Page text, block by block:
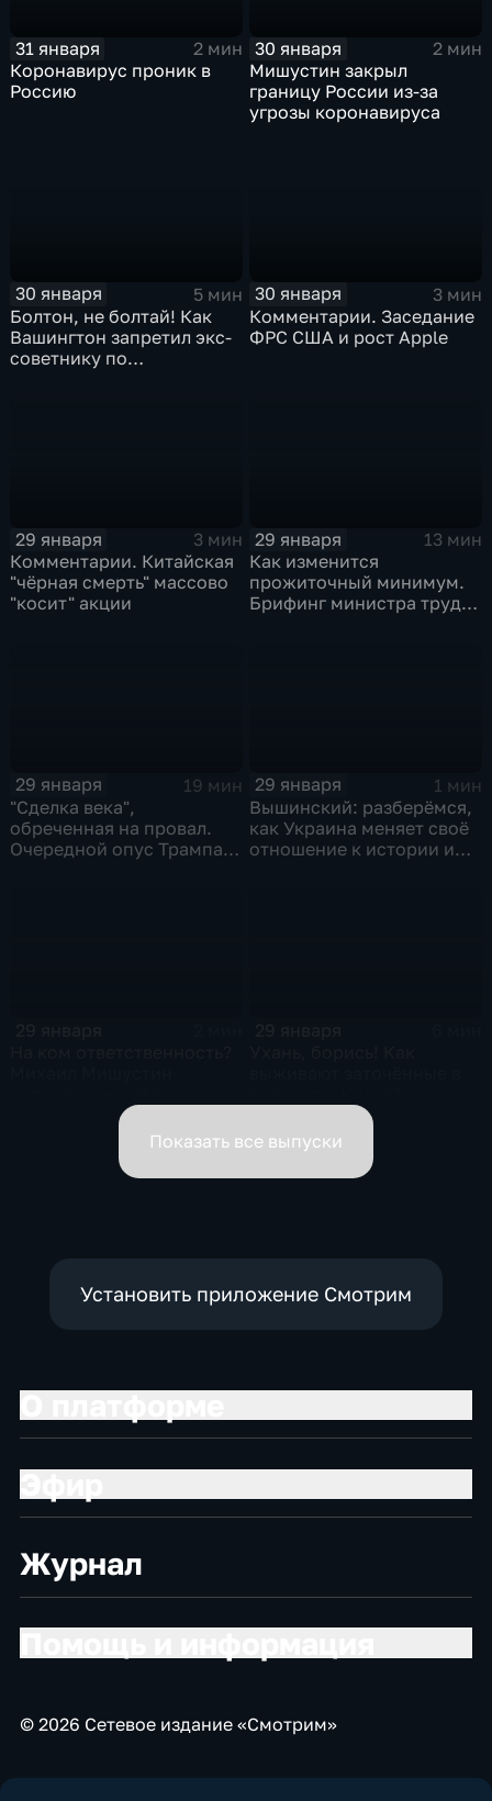
31 января
2 мин
Коронавирус проник в
Россию
30 января
2 мин
Мишустин закрыл
границу России из-за
угрозы коронавируса
30 января
5 мин
Болтон, не болтай! Как
Вашингтон запретил экс-
советнику по
30 января
3 мин
Комментарии. Заседание
ФРС США и рост Apple
29 января
3 мин
Комментарии. Китайская
"чёрная смерть" массово
"косит" акции
29 января
13 мин
Как изменится
прожиточный минимум.
Брифинг министра труда
29 января
19 мин
"Сделка века",
обреченная на провал.
Очередной опус Трампа.
29 января
1 мин
Вышинский: разберёмся,
как Украина меняет своё
отношение к истории и
вице-премьеров
Показать все выпуски
Установить приложение Смотрим
Журнал
© 2026 Сетевое издание «Смотрим»